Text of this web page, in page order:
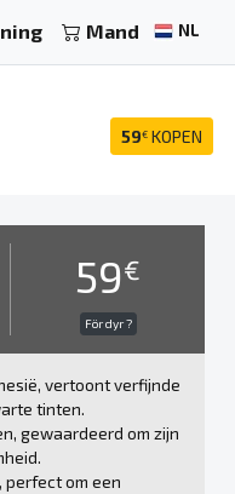
Mand NL
59€ KOPEN
59€
För dyr ?
vertoont verfijnde
tinten.
gewaardeerd om zijn
perfect om een